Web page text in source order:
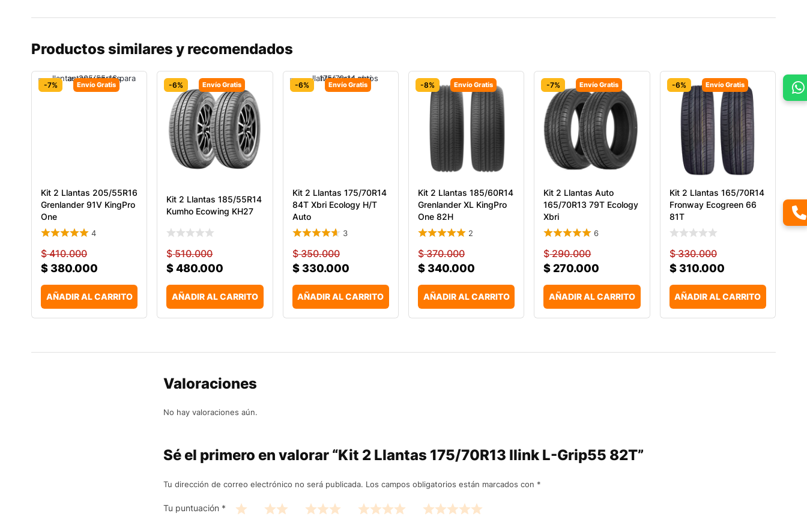
Productos similares y recomendados
-7% Envío Gratis
Kit 2 Llantas 205/55R16
Grenlander 91V KingPro
One
4
$410.000
$380.000
AÑADIR AL CARRITO
-6% Envío Gratis
Kit 2 Llantas 185/55R14
Kumho Ecowing KH27
$510.000
$480.000
AÑADIR AL CARRITO
-6% Envío Gratis
Kit 2 Llantas 175/70R14
84T Xbri Ecology H/T
Auto
3
$350.000
$330.000
AÑADIR AL CARRITO
-8% Envío Gratis
Kit 2 Llantas 185/60R14
Grenlander XL KingPro
One 82H
2
$370.000
$340.000
AÑADIR AL CARRITO
-7% Envío Gratis
Kit 2 Llantas Auto
165/70R13 79T Ecology
Xbri
6
$290.000
$270.000
AÑADIR AL CARRITO
-6% Envío Gratis
Kit 2 Llantas 165/70R14
Fronway Ecogreen 66
81T
$330.000
$310.000
AÑADIR AL CARRITO
Valoraciones
No hay valoraciones aún.
Sé el primero en valorar “Kit 2 Llantas 175/70R13 Ilink L-Grip55 82T”
Tu dirección de correo electrónico no será publicada. Los campos obligatorios están marcados con *
Tu puntuación *